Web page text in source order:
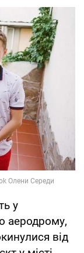
у
аеродрому,
від